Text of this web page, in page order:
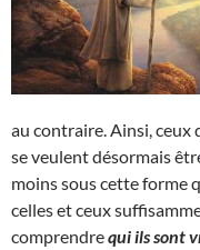
au contraire. Ainsi,
se veulent désormais
moins sous cette forme
celles et ceux
comprendrequi ils sont